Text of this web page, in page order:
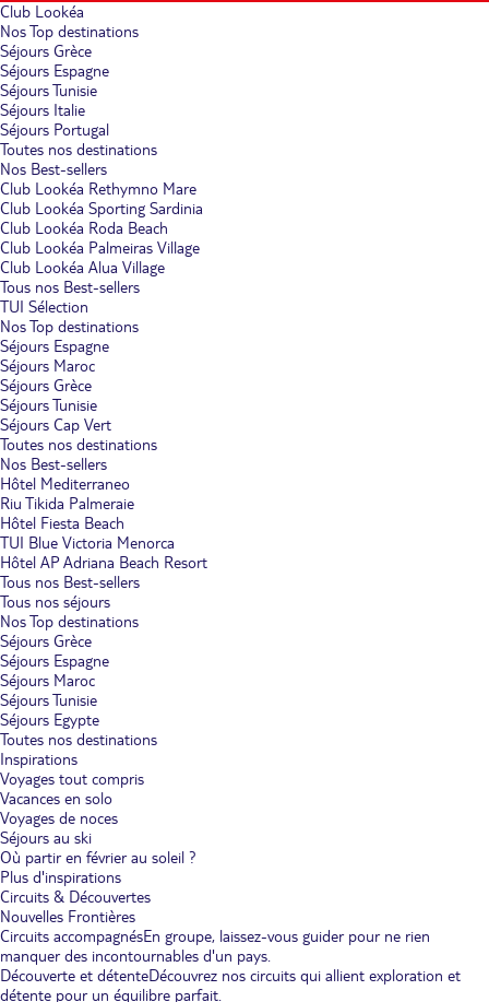
Club Lookéa
Nos Top destinations
Séjours Grèce
Séjours Espagne
Séjours Tunisie
Séjours Italie
Séjours Portugal
Toutes nos destinations
Nos Best-sellers
Club Lookéa Rethymno Mare
Club Lookéa Sporting Sardinia
Club Lookéa Roda Beach
Club Lookéa Palmeiras Village
Club Lookéa Alua Village
Tous nos Best-sellers
TUI Sélection
Nos Top destinations
Séjours Espagne
Séjours Maroc
Séjours Grèce
Séjours Tunisie
Séjours Cap Vert
Toutes nos destinations
Nos Best-sellers
Hôtel Mediterraneo
Riu Tikida Palmeraie
Hôtel Fiesta Beach
TUI Blue Victoria Menorca
Hôtel AP Adriana Beach Resort
Tous nos Best-sellers
Tous nos séjours
Nos Top destinations
Séjours Grèce
Séjours Espagne
Séjours Maroc
Séjours Tunisie
Séjours Egypte
Toutes nos destinations
Inspirations
Voyages tout compris
Vacances en solo
Voyages de noces
Séjours au ski
Où partir en février au soleil ?
Plus d'inspirations
Circuits & Découvertes
Nouvelles Frontières
Circuits accompagnésEn groupe, laissez-vous guider pour ne rien
manquer des incontournables d'un pays.
Découverte et détenteDécouvrez nos circuits qui allient exploration et
détente pour un équilibre parfait.